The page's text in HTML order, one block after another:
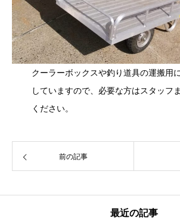
クーラーボックスや釣り道具の運搬用
していますので、必要な方はスタッフ
ください。
前の記事
最近の記事